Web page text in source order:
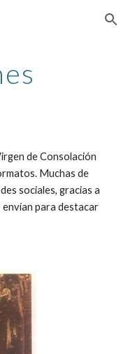
Skip to navigation
de Consolación
Muchas de
sociales, gracias a
para destacar